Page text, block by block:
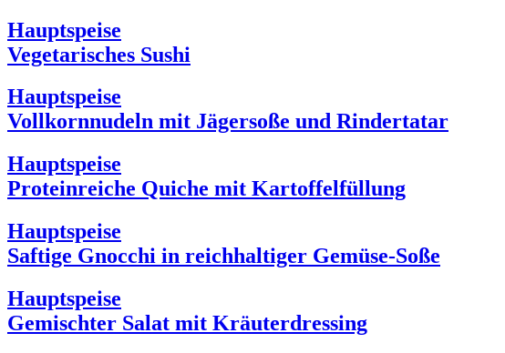
Hauptspeise
Vegetarisches Sushi
Hauptspeise
Vollkornnudeln mit Jägersoße und Rindertatar
Hauptspeise
Proteinreiche Quiche mit Kartoffelfüllung
Hauptspeise
Saftige Gnocchi in reichhaltiger Gemüse-Soße
Hauptspeise
Gemischter Salat mit Kräuterdressing